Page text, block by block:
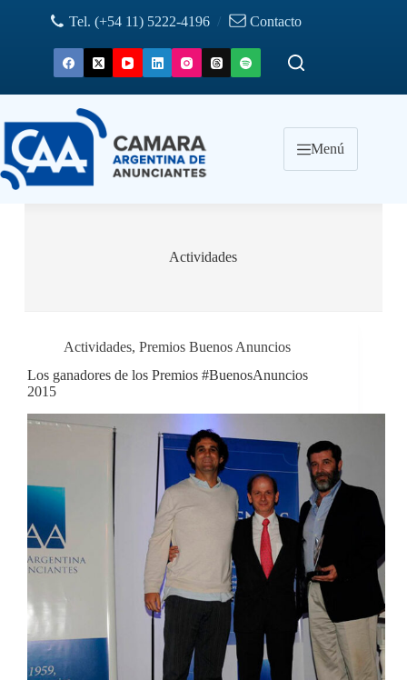
Tel. (+54 11) 5222-4196 / Contacto
Menú
Actividades
Actividades, Premios Buenos Anuncios
Los ganadores de los Premios #BuenosAnuncios
2015